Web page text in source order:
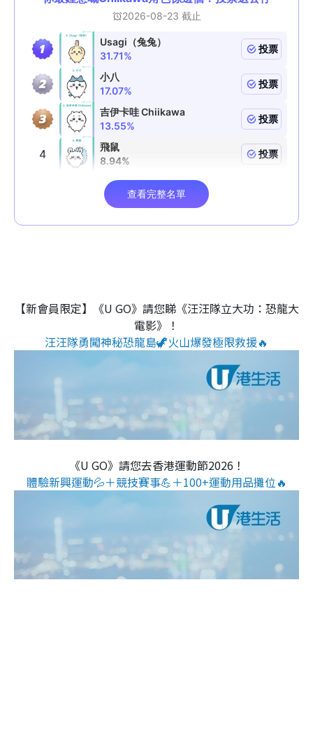
【新會員限定】《U GO》請您睇《汪汪隊立大功：恐龍大
電影》！
汪汪隊勇闖神秘恐龍島🦖火山爆發極限救援🔥
《U GO》請您去香港運動節2026！
體驗新興運動💦＋競技賽事💪＋100+運動用品攤位🔥